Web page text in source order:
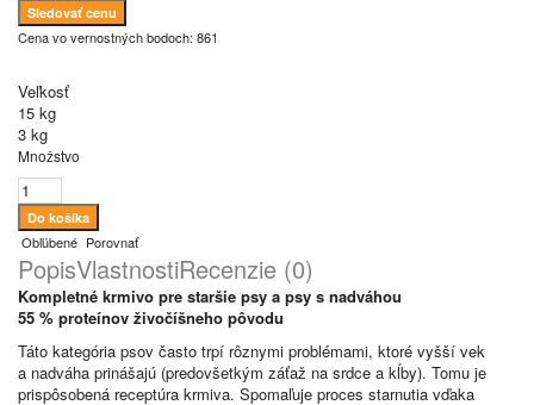
Sledovať cenu
Cena vo vernostných bodoch: 861
Veľkosť
15 kg
3 kg
Množstvo
Obľúbené Porovnať
PopisVlastnostiRecenzie (0)
Kompletné krmivo pre staršie psy a psy s nadváhou
55 % proteínov živočíšneho pôvodu
Táto kategória psov často trpí rôznymi problémami, ktoré vyšší vek
a nadváha prinášajú (predovšetkým záťaž na srdce a kĺby). Tomu je
prispôsobená receptúra krmiva. Spomaľuje proces starnutia vďaka